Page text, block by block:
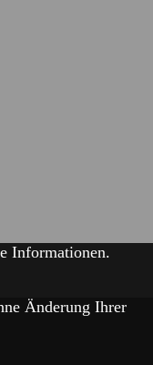
Informationen.
Änderung Ihrer